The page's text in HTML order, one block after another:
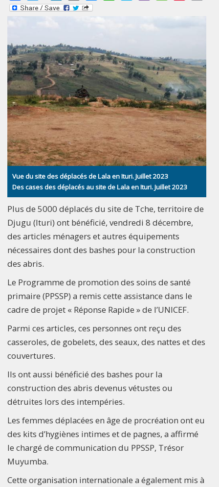
Vue du site des déplacés de Lala en Ituri. Juillet 2023
Des cases des déplacés au site de Lala en Ituri. Juillet 2023
Plus de 5000 déplacés du site de Tche, territoire de
Djugu (Ituri) ont bénéficié, vendredi 8 décembre,
des articles ménagers et autres équipements
nécessaires dont des bashes pour la construction
des abris.
Le Programme de promotion des soins de santé
primaire (PPSSP) a remis cette assistance dans le
cadre de projet « Réponse Rapide » de l’UNICEF.
Parmi ces articles, ces personnes ont reçu des
casseroles, de gobelets, des seaux, des nattes et des
couvertures.
Ils ont aussi bénéficié des bashes pour la
construction des abris devenus vétustes ou
détruites lors des intempéries.
Les femmes déplacées en âge de procréation ont eu
des kits d’hygiènes intimes et de pagnes, a affirmé
le chargé de communication du PPSSP, Trésor
Muyumba.
Cette organisation internationale a également mis à